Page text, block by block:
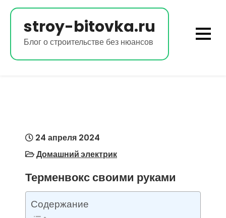
Перейти
содержимому
stroy-bitovka.ru
Блог о строительстве без нюансов
24 апреля 2024
Домашний электрик
Терменвокс своими руками
Содержание